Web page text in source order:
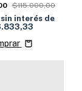
$115.000,00
interés de